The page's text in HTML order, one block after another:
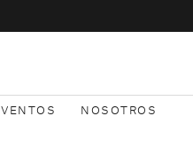
NOSOTROS